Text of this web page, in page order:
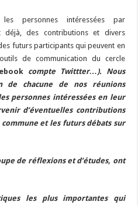
personnes intéressées par
déjà, des contributions et divers
futurs participants qui peuvent en
de communication du cercle
compte Twittter…). Nous
de chacune de nos réunions
personnes intéressées en leur
d’éventuelles contributions
et les futurs débats sur
de réflexions et d’études, ont
les plus importantes qui